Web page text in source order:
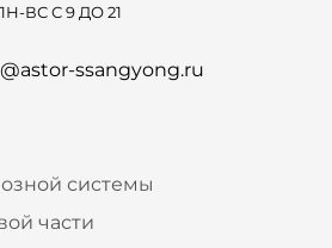
ВС С 9 ДО 21
ssangyong.ru
системы
части